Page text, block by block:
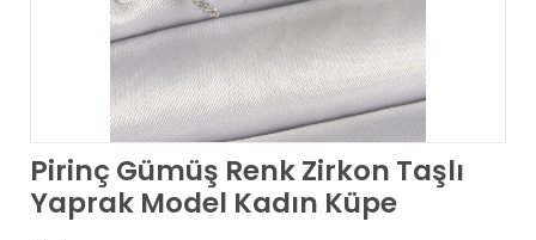
Pirinç Gümüş Renk Zirkon Taşlı
Yaprak Model Kadın Küpe